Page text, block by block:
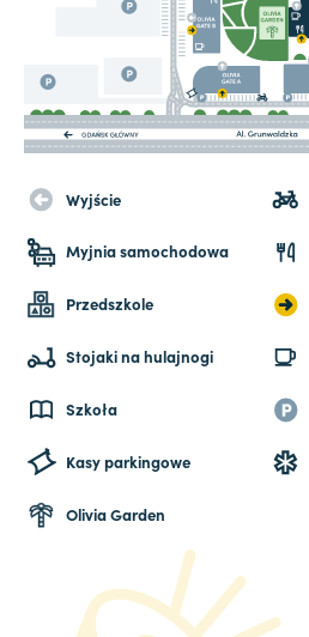
Wyjście
Myjnia samochodowa
Przedszkole
Stojaki na hulajnogi
Szkoła
Kasy parkingowe
Olivia Garden